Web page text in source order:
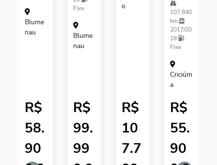
Blume
Nau
R$
58.
90
Flex
Blume
Nau
R$
99.
99
O
R$
10
7.7
107.840
km
2017/20
18
Flex
Criciúm
A
R$
55.
90